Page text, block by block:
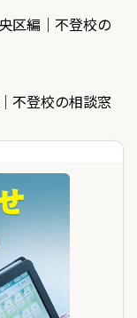
区編｜不登校の
不登校の相談窓